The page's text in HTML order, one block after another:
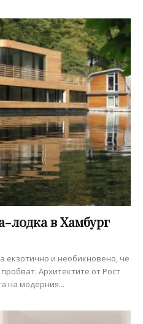
в Хамбург
екзотично и необикновено, че
Архитектите от Рост
на модерния...